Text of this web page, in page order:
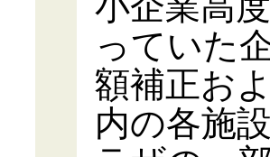
っていた
額補正お
内の各施